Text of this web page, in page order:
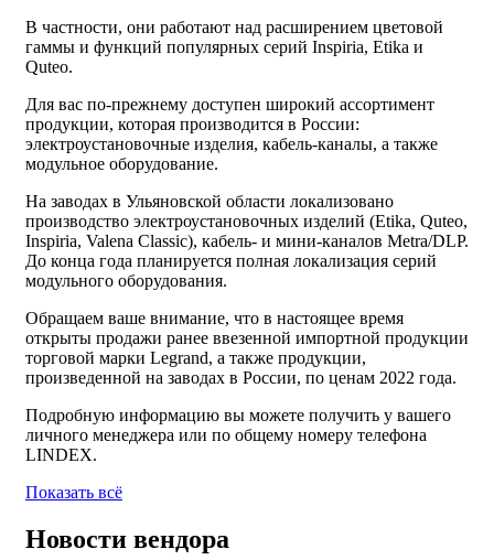
В частности, они работают над расширением цветовой
гаммы и функций популярных серий Inspiria, Etika и
Quteo.
Для вас по-прежнему доступен широкий ассортимент
продукции, которая производится в России:
электроустановочные изделия, кабель-каналы, а также
модульное оборудование.
На заводах в Ульяновской области локализовано
производство электроустановочных изделий (Etika, Quteo,
Inspiria, Valena Classic), кабель- и мини-каналов Metra/DLP.
До конца года планируется полная локализация серий
модульного оборудования.
Обращаем ваше внимание, что в настоящее время
открыты продажи ранее ввезенной импортной продукции
торговой марки Legrand, а также продукции,
произведенной на заводах в России, по ценам 2022 года.
Подробную информацию вы можете получить у вашего
личного менеджера или по общему номеру телефона
LINDEX.
Показать всё
Новости вендора